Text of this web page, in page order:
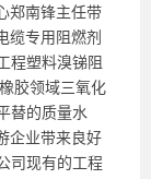
郑南锋主任带
缆专用阻燃剂
程塑料溴锑阻
胶领域三氧化
替的质量水
企业带来良好
司现有的工程